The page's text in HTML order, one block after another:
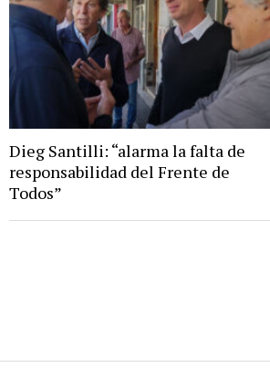
Dieg Santilli: “alarma la falta de
responsabilidad del Frente de
Todos”